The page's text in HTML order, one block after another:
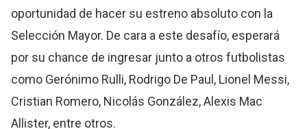
oportunidad de hacer su estreno absoluto con la
Selección Mayor. De cara a este desafío, esperará
por su chance de ingresar junto a otros futbolistas
como Gerónimo Rulli, Rodrigo De Paul, Lionel Messi,
Cristian Romero, Nicolás González, Alexis Mac
Allister, entre otros.